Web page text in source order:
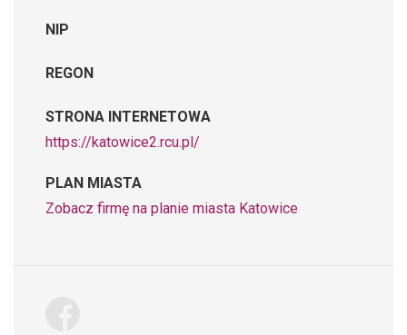
NIP
REGON
STRONA INTERNETOWA
https://katowice2.rcu.pl/
PLAN MIASTA
Zobacz firmę na planie miasta Katowice